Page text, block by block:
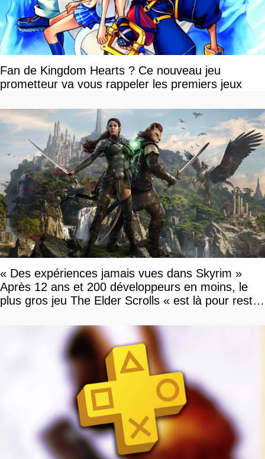
Fan de Kingdom Hearts ? Ce nouveau jeu
prometteur va vous rappeler les premiers jeux
« Des expériences jamais vues dans Skyrim »
Après 12 ans et 200 développeurs en moins, le
plus gros jeu The Elder Scrolls « est là pour rester